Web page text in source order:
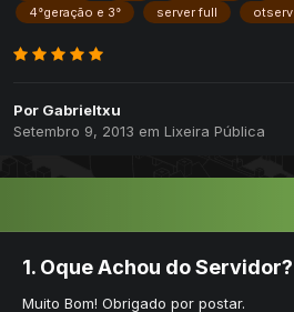
4°geração e 3°
server full otserv
Por Gabrieltxu
Setembro 9, 2013 em Lixeira Pública
1. Oque Achou do Servidor?
Muito Bom! Obrigado por postar.